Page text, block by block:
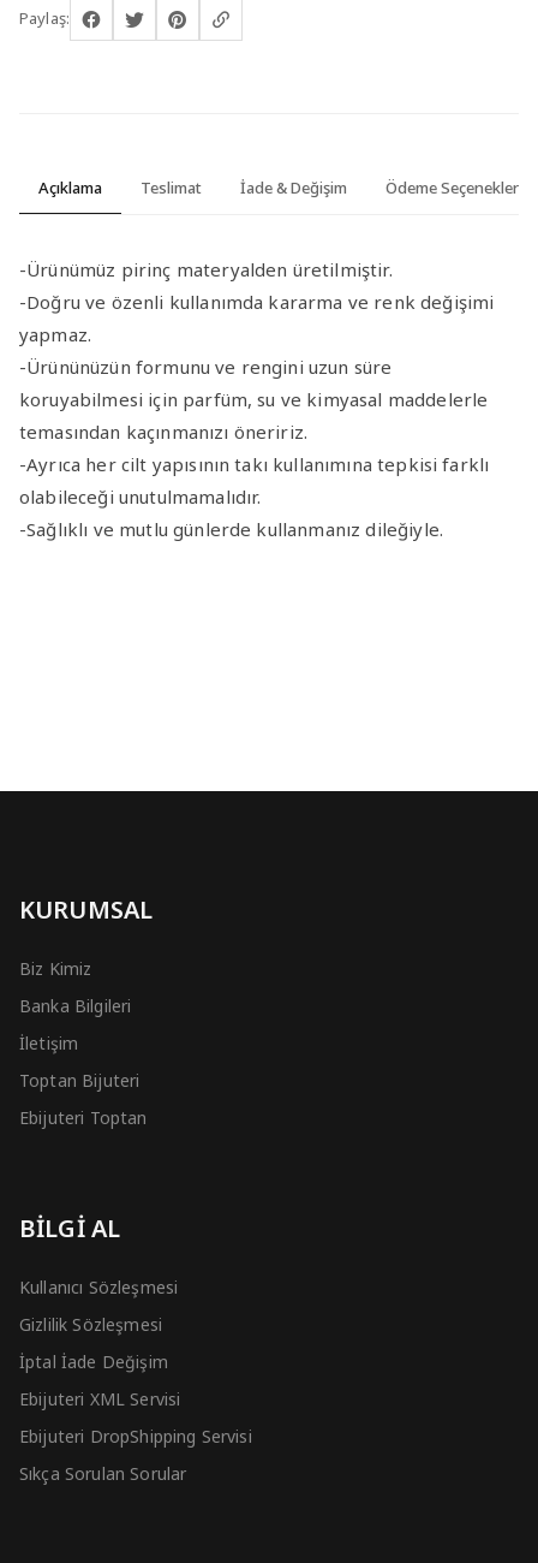
Paylaş:
Açıklama Teslimat İade & Değişim Ödeme Seçenekleri
-Ürünümüz pirinç materyalden üretilmiştir.
-Doğru ve özenli kullanımda kararma ve renk değişimi
yapmaz.
-Ürününüzün formunu ve rengini uzun süre
koruyabilmesi için parfüm, su ve kimyasal maddelerle
temasından kaçınmanızı öneririz.
-Ayrıca her cilt yapısının takı kullanımına tepkisi farklı
olabileceği unutulmamalıdır.
-Sağlıklı ve mutlu günlerde kullanmanız dileğiyle.
KURUMSAL
Biz Kimiz
Banka Bilgileri
İletişim
Toptan Bijuteri
Ebijuteri Toptan
BİLGİ AL
Kullanıcı Sözleşmesi
Gizlilik Sözleşmesi
İptal İade Değişim
Ebijuteri XML Servisi
Ebijuteri DropShipping Servisi
Sıkça Sorulan Sorular